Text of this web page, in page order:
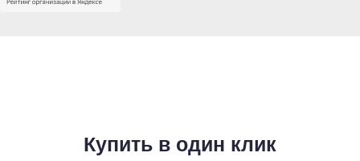
Купить в один клик